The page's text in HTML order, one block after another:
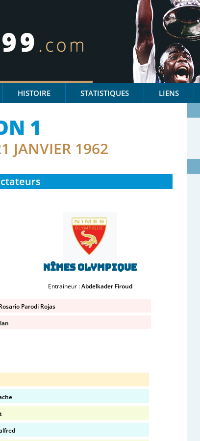
HISTOIRE STATISTIQUES LIENS
1
JANVIER 1962
Nîmes Olympique
Entraineur :Abdelkader Firoud
Parodi Rojas